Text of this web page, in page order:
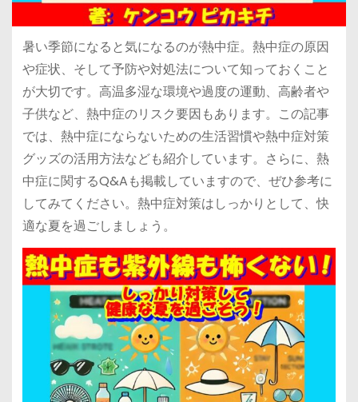
暑い季節になると気になるのが熱中症。熱中症の原因
や症状、そして予防や対処法について知っておくこと
が大切です。高温多湿な環境や過度の運動、高齢者や
子供など、熱中症のリスク要因もあります。この記事
では、熱中症にならないための生活習慣や熱中症対策
グッズの活用方法なども紹介しています。さらに、熱
中症に関するQ&Aも掲載していますので、ぜひ参考に
してみてください。熱中症対策はしっかりとして、快
適な夏を過ごしましょう。